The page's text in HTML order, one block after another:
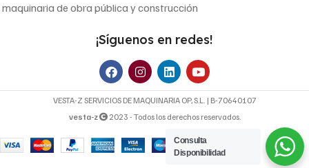
maquinaria de obra pública y construcción
¡Síguenos en redes!
VESTA-Z SERVICIOS DE MAQUINARIA OP, S.L. | B-70640107
vesta-z
2023 - Todos los derechos reservados.
11,96 €
Consulta
Disponibilidad